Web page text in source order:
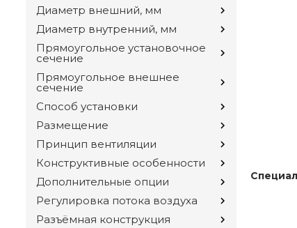
Диаметр внешний, мм
Диаметр внутренний, мм
Прямоугольное установочное
сечение
Прямоугольное внешнее
сечение
Способ установки
Размещение
Принцип вентиляции
Конструктивные особенности
Дополнительные опции
Регулировка потока воздуха
Разъёмная конструкция